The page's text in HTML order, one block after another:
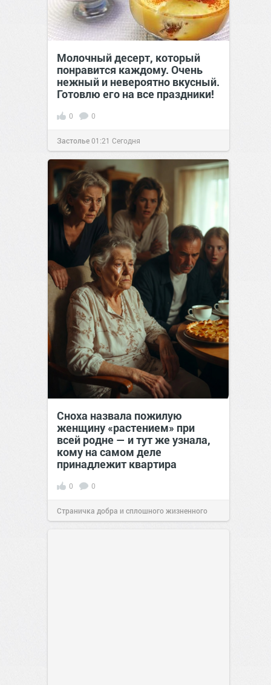
Молочный десерт, который
понравится каждому. Очень
нежный и невероятно вкусный.
Готовлю его на все праздники!
0 0
Застолье01:21 Сегодня
Сноха назвала пожилую
женщину «растением» при
всей родне — и тут же узнала,
кому на самом деле
принадлежит квартира
0 0
Страничка добра и сплошного жизненного